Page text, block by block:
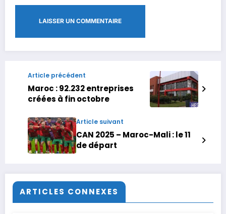
Article précédent
Maroc : 92.232 entreprises
créées à fin octobre
Article suivant
CAN 2025 – Maroc-Mali : le 11
de départ
ARTICLES CONNEXES